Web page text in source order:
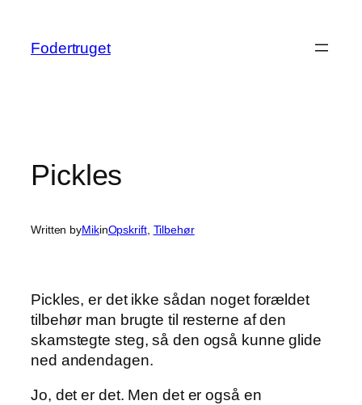
indhold
Fodertruget
Pickles
Written byMikinOpskrift, Tilbehør
Pickles, er det ikke sådan noget forældet
tilbehør man brugte til resterne af den
skamstegte steg, så den også kunne glide
ned andendagen.
Jo, det er det. Men det er også en